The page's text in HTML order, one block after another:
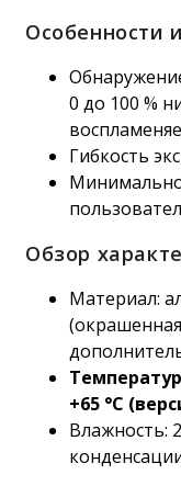
Особенности
0 до 100 %
Гибкость
Обзор
Материал:
+65 °C
Влажность: